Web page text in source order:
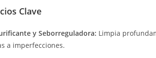
Clave
y Seborreguladora: Limpia
a imperfecciones.